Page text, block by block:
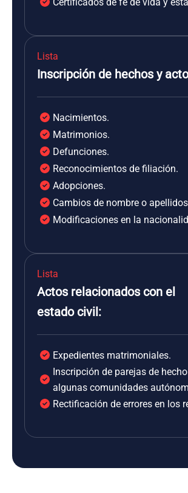
Lista
Inscripción de hechos y
Nacimientos.
Matrimonios.
Defunciones.
Reconocimientos de filiación.
Adopciones.
Cambios de nombre o
Modificaciones en la
Lista
Actos relacionados con el
estado civil:
Expedientes matrimoniales.
Inscripción de parejas de
algunas comunidades
Rectificación de errores en los